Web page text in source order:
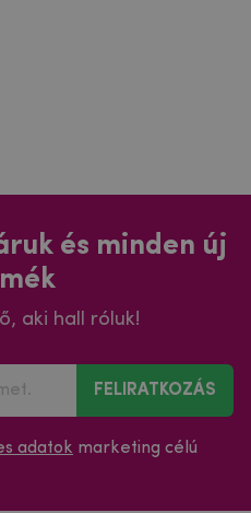
és minden új
aki hall róluk!
FELIRATKOZÁS
adatok marketing célú